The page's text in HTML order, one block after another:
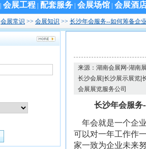
会展工程 配套服务 会展场馆 会展酒
会展常识 >> 会展知识 >> 长沙年会服务--如何筹备企
来源：湖南会展网-湖南
长沙会展|长沙展示展览|
会展展览服务公司
长沙年会服务--
年会就是一个企
可以对一年工作作
家一致为企业未来